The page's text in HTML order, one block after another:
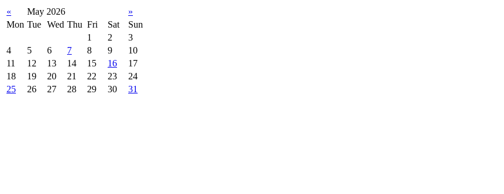
« May 2026
»
Mon Tue Wed Thu Fri Sat
Sun
1
2
3
4
5 6 7 8 9
10
11
12 13 14 15 16
17
18
19 20 21 22 23
24
25
26 27 28 29 30 31